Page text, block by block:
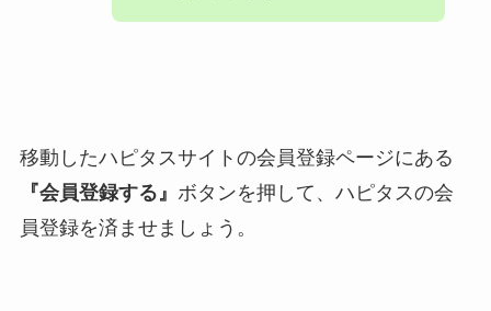
移動したハピタスサイトの会員登録ページにある
『会員登録する』 ボタンを押して、ハピタスの会
員登録を済ませましょう。